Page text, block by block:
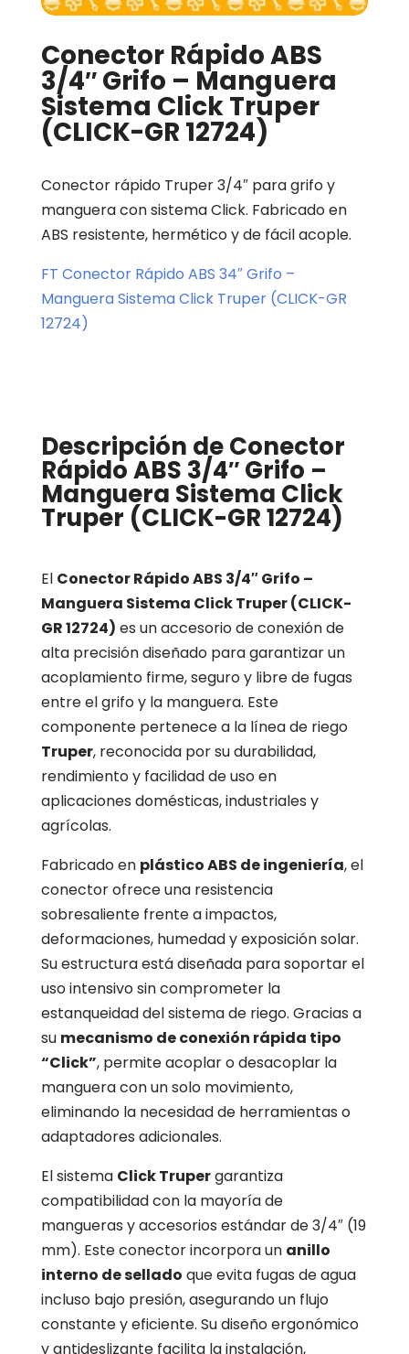
Conector Rápido ABS
3/4″ Grifo – Manguera
Sistema Click Truper
(CLICK-GR 12724)
Conector rápido Truper 3/4″ para grifo y
manguera con sistema Click. Fabricado en
ABS resistente, hermético y de fácil acople.
FT Conector Rápido ABS 34″ Grifo –
Manguera Sistema Click Truper (CLICK-GR
12724)
Descripción de Conector
Rápido ABS 3/4″ Grifo –
Manguera Sistema Click
Truper (CLICK-GR 12724)
El Conector Rápido ABS 3/4″ Grifo –
Manguera Sistema Click Truper (CLICK-
GR 12724) es un accesorio de conexión de
alta precisión diseñado para garantizar un
acoplamiento firme, seguro y libre de fugas
entre el grifo y la manguera. Este
componente pertenece a la línea de riego
Truper, reconocida por su durabilidad,
rendimiento y facilidad de uso en
aplicaciones domésticas, industriales y
agrícolas.
Fabricado en plástico ABS de ingeniería, el
conector ofrece una resistencia
sobresaliente frente a impactos,
deformaciones, humedad y exposición solar.
Su estructura está diseñada para soportar el
uso intensivo sin comprometer la
estanqueidad del sistema de riego. Gracias a
su mecanismo de conexión rápida tipo
“Click”, permite acoplar o desacoplar la
manguera con un solo movimiento,
eliminando la necesidad de herramientas o
adaptadores adicionales.
El sistema Click Trupergarantiza
compatibilidad con la mayoría de
mangueras y accesorios estándar de 3/4″ (19
mm). Este conector incorpora un anillo
interno de sellado que evita fugas de agua
incluso bajo presión, asegurando un flujo
constante y eficiente. Su diseño ergonómico
y antideslizante facilita la instalación,